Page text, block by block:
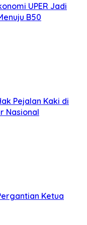
UPER Jadi
B50
Pejalan Kaki di
Nasional
Ketua